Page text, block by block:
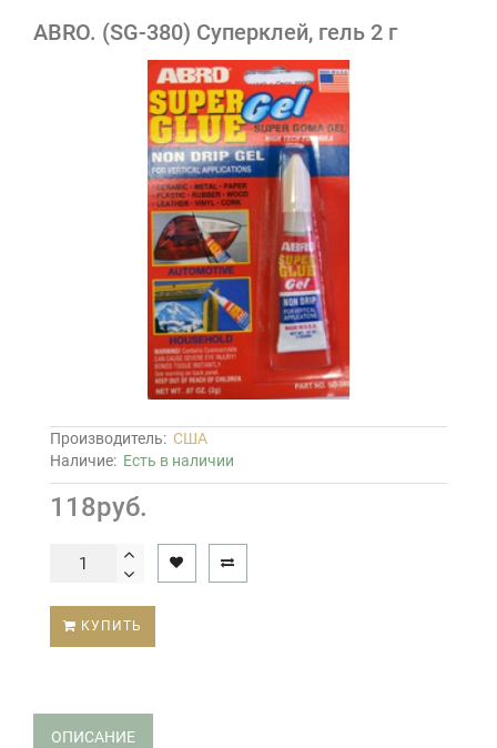
ABRO. (SG-380) Суперклей, гель 2 г
Производитель: США
Наличие: Есть в наличии
118руб.
КУПИТЬ
ОПИСАНИЕ